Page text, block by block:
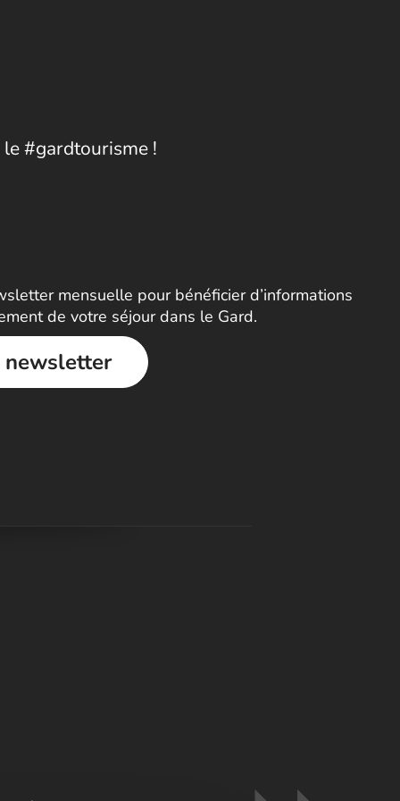
#gardtourisme !
mensuelle pour bénéficier d’informations
de votre séjour dans le Gard.
newsletter